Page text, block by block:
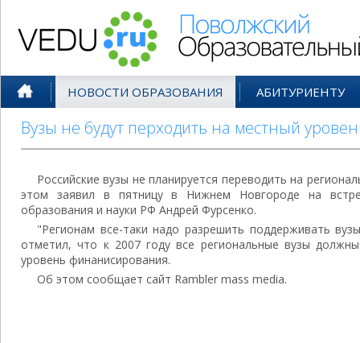
НОВОСТИ ОБРАЗОВАНИЯ АБИТУРИЕНТУ
Вузы не будут перходить на местный
Российские вузы не планируется переводить на
этом заявил в пятницу в Нижнем Новгороде на
образования и науки РФ Андрей Фурсенко.
"Регионам все-таки надо разрешить поддерживать
отметил, что к 2007 году все региональные вузы
уровень финанисирования.
Об этом сообщает сайт Rambler mass media.